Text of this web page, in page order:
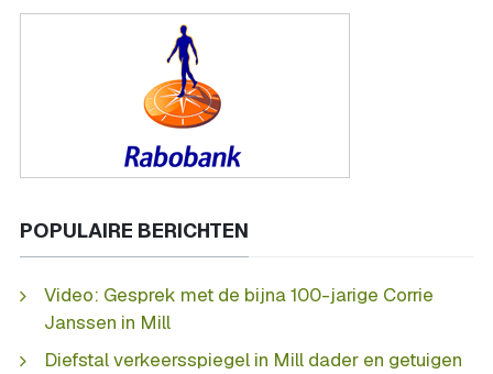
POPULAIRE BERICHTEN
Video: Gesprek met de bijna 100-jarige Corrie
Janssen in Mill
Diefstal verkeersspiegel in Mill dader en getuigen